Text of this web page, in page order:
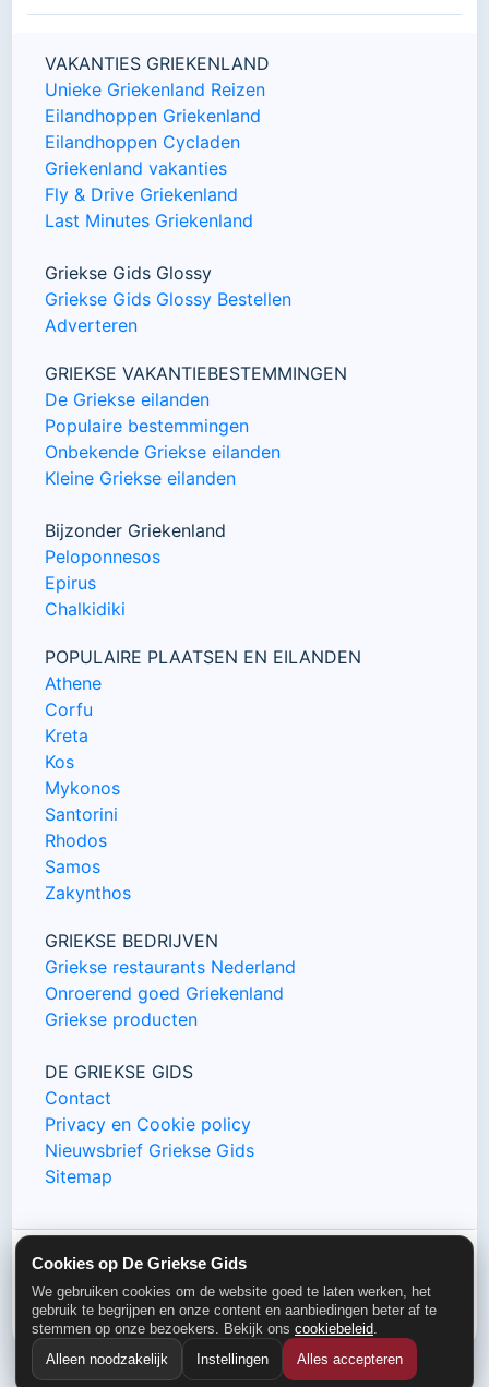
Cookies op De Griekse Gids
We gebruiken cookies om de website goed te laten werken, het
gebruik te begrijpen en onze content en aanbiedingen beter af te
stemmen op onze bezoekers. Bekijk ons cookiebeleid.
Alleen noodzakelijk
Instellingen Alles accepteren
VAKANTIES GRIEKENLAND
Unieke Griekenland Reizen
Eilandhoppen Griekenland
Eilandhoppen Cycladen
Griekenland vakanties
Fly & Drive Griekenland
Last Minutes Griekenland
Griekse Gids Glossy
Griekse Gids Glossy Bestellen
Adverteren
GRIEKSE VAKANTIEBESTEMMINGEN
De Griekse eilanden
Populaire bestemmingen
Onbekende Griekse eilanden
Kleine Griekse eilanden
Bijzonder Griekenland
Peloponnesos
Epirus
Chalkidiki
POPULAIRE PLAATSEN EN EILANDEN
Athene
Corfu
Kreta
Kos
Mykonos
Santorini
Rhodos
Samos
Zakynthos
GRIEKSE BEDRIJVEN
Griekse restaurants Nederland
Onroerend goed Griekenland
Griekse producten
DE GRIEKSE GIDS
Contact
Privacy en Cookie policy
Nieuwsbrief Griekse Gids
Sitemap
© De Griekse Gids 2000-2026